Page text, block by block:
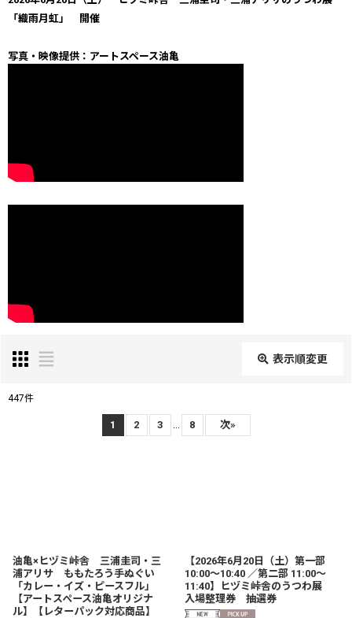
「織雨月虹」 開催
写真・映像提供：アートスペース油亀
表示順変更
447件
1 2 3 ... 8 次»
油亀×ヒヅミ峠舎 三浦圭司・三
浦アリサ ももたろう手ぬぐい
「カレー・イズ・ピースフル」
【アートスペース油亀オリジナ
ル】【レターパック対応商品】
【2026年6月20日（土）第一部
10:00〜10:40 ／第二部 11:00〜
11:40】ヒヅミ峠舎のうつわ展
入場整理券 抽選券